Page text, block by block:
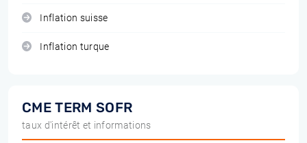
Inflation suisse
Inflation turque
CME TERM SOFR
taux d'intérêt et informations